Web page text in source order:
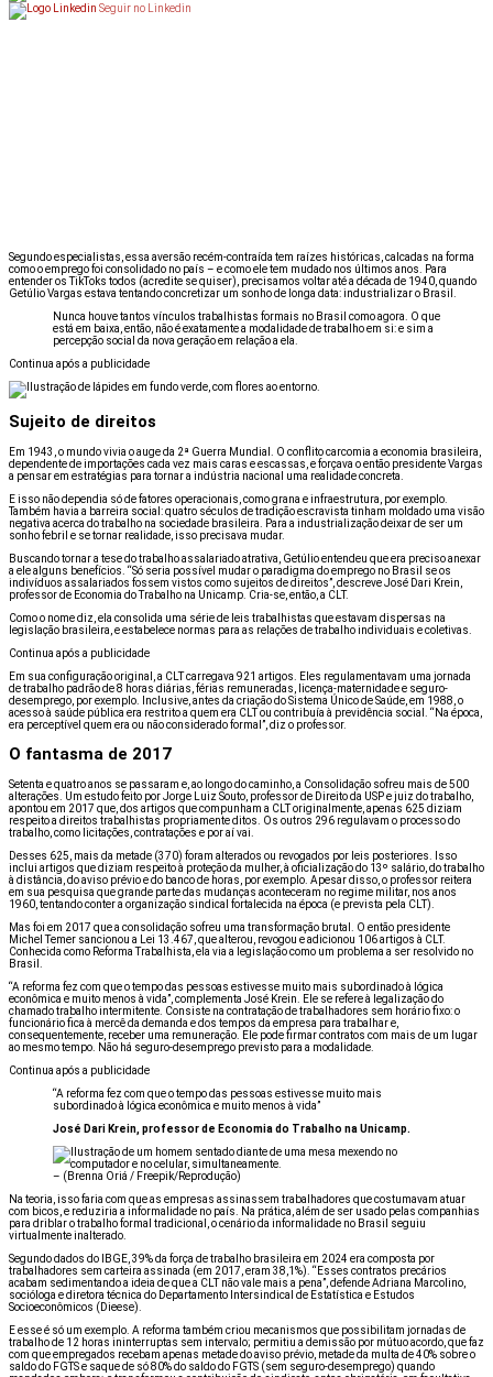
Seguir no Linkedin
Segundo especialistas, essa aversão recém-contraída tem raízes históricas, calcadas na forma
como o emprego foi consolidado no país – e como ele tem mudado nos últimos anos. Para
entender os TikToks todos (acredite se quiser), precisamos voltar até a década de 1940, quando
Getúlio Vargas estava tentando concretizar um sonho de longa data: industrializar o Brasil.
Nunca houve tantos vínculos trabalhistas formais no Brasil como agora. O que
está em baixa, então, não é exatamente a modalidade de trabalho em si: e sim a
percepção social da nova geração em relação a ela.
Continua após a publicidade
Sujeito de direitos
Em 1943, o mundo vivia o auge da 2ª Guerra Mundial. O conflito carcomia a economia brasileira,
dependente de importações cada vez mais caras e escassas, e forçava o então presidente Vargas
a pensar em estratégias para tornar a indústria nacional uma realidade concreta.
E isso não dependia só de fatores operacionais, como grana e infraestrutura, por exemplo.
Também havia a barreira social: quatro séculos de tradição escravista tinham moldado uma visão
negativa acerca do trabalho na sociedade brasileira. Para a industrialização deixar de ser um
sonho febril e se tornar realidade, isso precisava mudar.
Buscando tornar a tese do trabalho assalariado atrativa, Getúlio entendeu que era preciso anexar
a ele alguns benefícios. “Só seria possível mudar o paradigma do emprego no Brasil se os
indivíduos assalariados fossem vistos como sujeitos de direitos”, descreve José Dari Krein,
professor de Economia do Trabalho na Unicamp. Cria-se, então, a CLT.
Como o nome diz, ela consolida uma série de leis trabalhistas que estavam dispersas na
legislação brasileira, e estabelece normas para as relações de trabalho individuais e coletivas.
Continua após a publicidade
Em sua configuração original, a CLT carregava 921 artigos. Eles regulamentavam uma jornada
de trabalho padrão de 8 horas diárias, férias remuneradas, licença-maternidade e seguro-
desemprego, por exemplo. Inclusive, antes da criação do Sistema Único de Saúde, em 1988, o
acesso à saúde pública era restrito a quem era CLT ou contribuía à previdência social. “Na época,
era perceptível quem era ou não considerado formal”, diz o professor.
O fantasma de 2017
Setenta e quatro anos se passaram e, ao longo do caminho, a Consolidação sofreu mais de 500
alterações. Um estudo feito por Jorge Luiz Souto, professor de Direito da USP e juiz do trabalho,
apontou em 2017 que, dos artigos que compunham a CLT originalmente, apenas 625 diziam
respeito a direitos trabalhistas propriamente ditos. Os outros 296 regulavam o processo do
trabalho, como licitações, contratações e por aí vai.
Desses 625, mais da metade (370) foram alterados ou revogados por leis posteriores. Isso
inclui artigos que diziam respeito à proteção da mulher, à oficialização do 13º salário, do trabalho
à distância, do aviso prévio e do banco de horas, por exemplo. Apesar disso, o professor reitera
em sua pesquisa que grande parte das mudanças aconteceram no regime militar, nos anos
1960, tentando conter a organização sindical fortalecida na época (e prevista pela CLT).
Mas foi em 2017 que a consolidação sofreu uma transformação brutal. O então presidente
Michel Temer sancionou a Lei 13.467, que alterou, revogou e adicionou 106 artigos à CLT.
Conhecida como Reforma Trabalhista, ela via a legislação como um problema a ser resolvido no
Brasil.
“A reforma fez com que o tempo das pessoas estivesse muito mais subordinado à lógica
econômica e muito menos à vida”, complementa José Krein. Ele se refere à legalização do
chamado trabalho intermitente. Consiste na contratação de trabalhadores sem horário fixo: o
funcionário fica à mercê da demanda e dos tempos da empresa para trabalhar e,
consequentemente, receber uma remuneração. Ele pode firmar contratos com mais de um lugar
ao mesmo tempo. Não há seguro-desemprego previsto para a modalidade.
Continua após a publicidade
“A reforma fez com que o tempo das pessoas estivesse muito mais
subordinado à lógica econômica e muito menos à vida”
José Dari Krein, professor de Economia do Trabalho na Unicamp.
– (Brenna Oriá / Freepik/Reprodução)
Na teoria, isso faria com que as empresas assinassem trabalhadores que costumavam atuar
com bicos, e reduziria a informalidade no país. Na prática, além de ser usado pelas companhias
para driblar o trabalho formal tradicional, o cenário da informalidade no Brasil seguiu
virtualmente inalterado.
Segundo dados do IBGE, 39% da força de trabalho brasileira em 2024 era composta por
trabalhadores sem carteira assinada (em 2017, eram 38,1%). “Esses contratos precários
acabam sedimentando a ideia de que a CLT não vale mais a pena”, defende Adriana Marcolino,
socióloga e diretora técnica do Departamento Intersindical de Estatística e Estudos
Socioeconômicos (Dieese).
E esse é só um exemplo. A reforma também criou mecanismos que possibilitam jornadas de
trabalho de 12 horas ininterruptas sem intervalo; permitiu a demissão por mútuo acordo, que faz
com que empregados recebam apenas metade do aviso prévio, metade da multa de 40% sobre o
saldo do FGTS e saque de só 80% do saldo do FGTS (sem seguro-desemprego) quando